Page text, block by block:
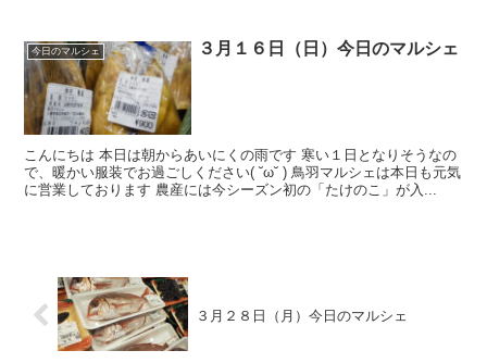
今日のマルシェ ３月１６日（日）今日のマルシェ
こんにちは 本日は朝からあいにくの雨です 寒い１日となりそうなの
で、暖かい服装でお過ごしください( ˘ω˘ ) 鳥羽マルシェは本日も元気
に営業しております 農産には今シーズン初の「たけのこ」が入...
３月２８日（月）今日のマルシェ